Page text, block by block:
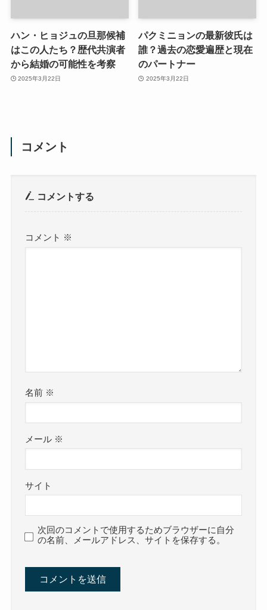
ハン・ヒョジュの旦那候補
はこの人たち？歴代共演者
から結婚の可能性を考察
2025年3月22日
パクミニョンの最新彼氏は
誰？過去の恋愛遍歴と現在
のパートナー
2025年3月22日
コメント
コメントする
コメント ※
名前 ※
メール ※
サイト
次回のコメントで使用するためブラウザーに自分
の名前、メールアドレス、サイトを保存する。